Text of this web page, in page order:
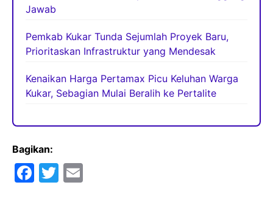
Jawab
Pemkab Kukar Tunda Sejumlah Proyek Baru,
Prioritaskan Infrastruktur yang Mendesak
Kenaikan Harga Pertamax Picu Keluhan Warga
Kukar, Sebagian Mulai Beralih ke Pertalite
Bagikan:
F
T